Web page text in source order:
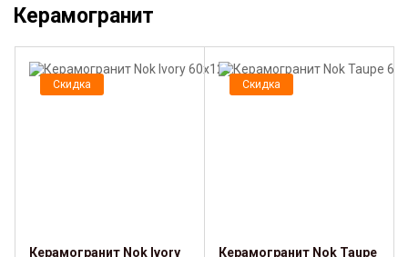
Керамогранит
Скидка
Керамогранит Nok Ivory
Скидка
Керамогранит Nok Taupe